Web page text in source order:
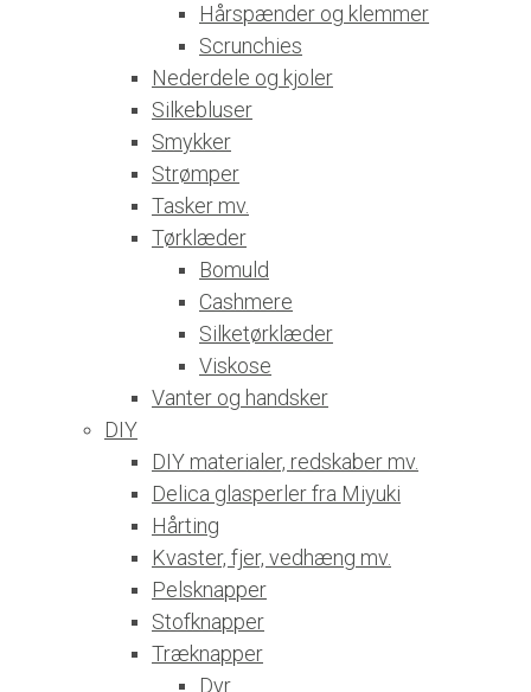
Hårspænder og klemmer
Scrunchies
Nederdele og kjoler
Silkebluser
Smykker
Strømper
Tasker mv.
Tørklæder
Bomuld
Cashmere
Silketørklæder
Viskose
Vanter og handsker
DIY
DIY materialer, redskaber mv.
Delica glasperler fra Miyuki
Hårting
Kvaster, fjer, vedhæng mv.
Pelsknapper
Stofknapper
Træknapper
Dyr